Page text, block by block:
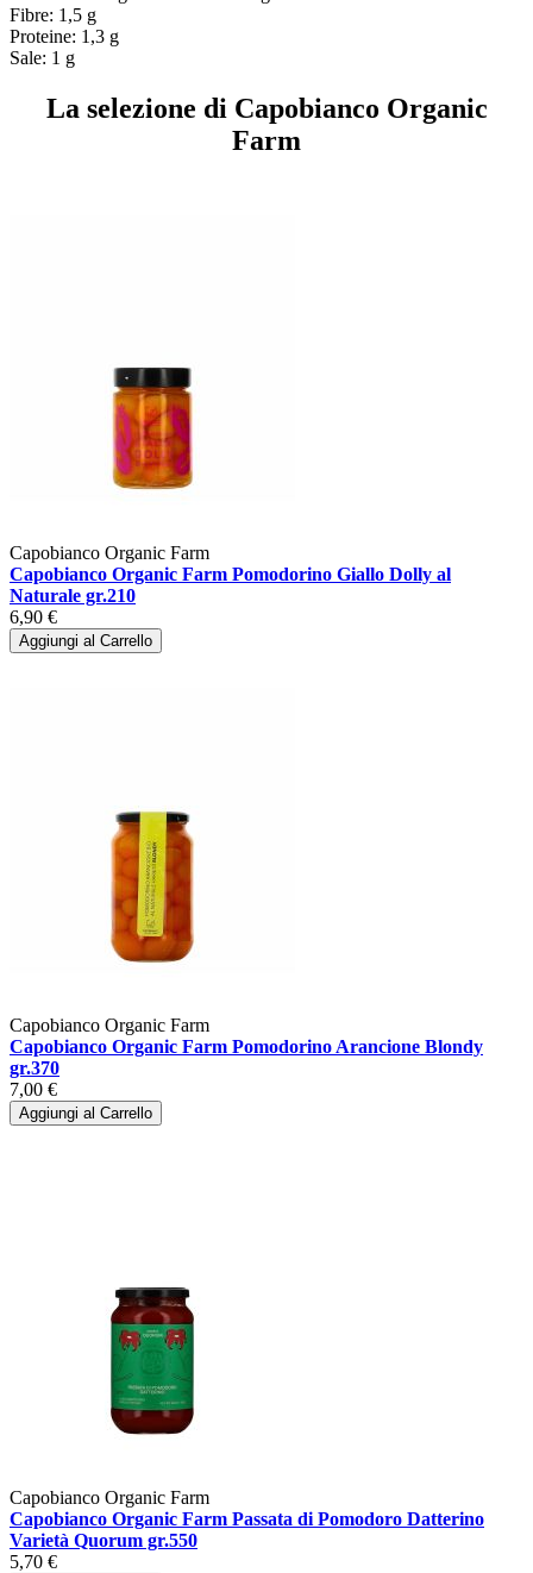
Fibre: 1,5 g
Proteine: 1,3 g
Sale: 1 g
La selezione di Capobianco Organic
Farm
Capobianco Organic Farm
Capobianco Organic Farm Pomodorino Giallo Dolly al
Naturale gr.210
6,90 €
Aggiungi al Carrello
Capobianco Organic Farm
Capobianco Organic Farm Pomodorino Arancione Blondy
gr.370
7,00 €
Aggiungi al Carrello
Capobianco Organic Farm
Capobianco Organic Farm Passata di Pomodoro Datterino
Varietà Quorum gr.550
5,70 €